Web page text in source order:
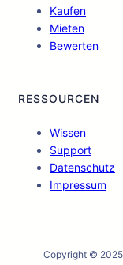
Kaufen
Mieten
Bewerten
RESSOURCEN
Wissen
Support
Datenschutz
Impressum
Copyright © 2025